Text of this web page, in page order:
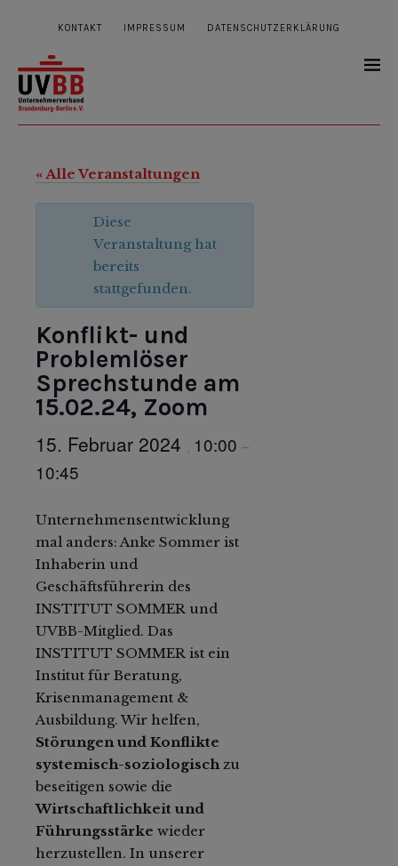
KONTAKT IMPRESSUM DATENSCHUTZERKLÄRUNG
« Alle Veranstaltungen
Diese
Veranstaltung hat
bereits
stattgefunden.
Konflikt- und
Problemlöser
Sprechstunde am
15.02.24, Zoom
15. Februar 2024 , 10:00 –
10:45
Unternehmensentwicklung
mal anders: Anke Sommer ist
Inhaberin und
Geschäftsführerin des
INSTITUT SOMMER und
UVBB-Mitglied. Das
INSTITUT SOMMER ist ein
Institut für Beratung,
Krisenmanagement &
Ausbildung. Wir helfen,
Störungen und Konflikte
systemisch-soziologischzu
beseitigen sowie die
Wirtschaftlichkeit und
Führungsstärke wieder
herzustellen. In unserer